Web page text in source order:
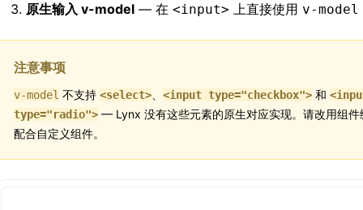
原生输入 v-model — 在 <input> 上直接使用 v-model
注意事项
v-model 不支持 <select> <input type="checkbox"> 和
type="radio"> — Lynx 没有这些元素的原生对应实现。请改用组件
配合自定义组件。